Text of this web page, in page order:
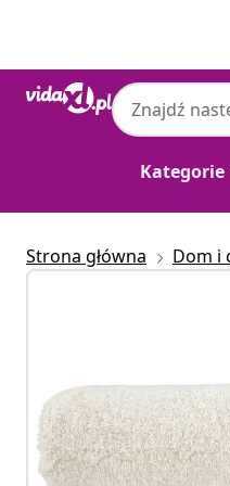
Kategorie
Strona główna Dom i